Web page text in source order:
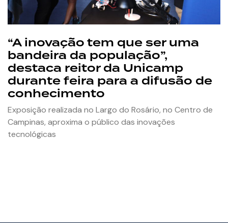
“A inovação tem que ser uma
bandeira da população”,
destaca reitor da Unicamp
durante feira para a difusão de
conhecimento
Exposição realizada no Largo do Rosário, no Centro de
Campinas, aproxima o público das inovações
tecnológicas